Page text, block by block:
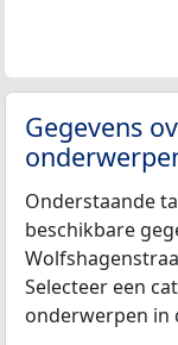
Gegevens
Onderstaande
beschikbare
Selecteer een
onderwerpen in